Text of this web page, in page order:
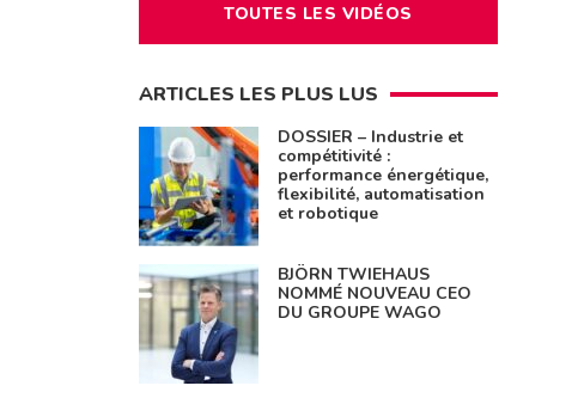
TOUTES LES VIDÉOS
ARTICLES LES PLUS LUS
DOSSIER – Industrie et
compétitivité :
performance énergétique,
flexibilité, automatisation
et robotique
BJÖRN TWIEHAUS
NOMMÉ NOUVEAU CEO
DU GROUPE WAGO